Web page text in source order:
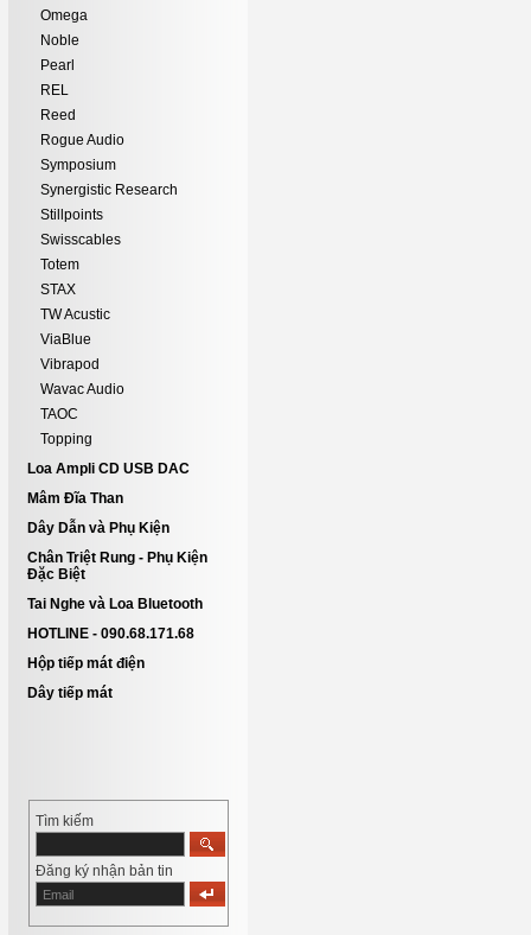
Omega
Noble
Pearl
REL
Reed
Rogue Audio
Symposium
Synergistic Research
Stillpoints
Swisscables
Totem
STAX
TW Acustic
ViaBlue
Vibrapod
Wavac Audio
TAOC
Topping
Loa Ampli CD USB DAC
Mâm Đĩa Than
Dây Dẫn và Phụ Kiện
Chân Triệt Rung - Phụ Kiện
Đặc Biệt
Tai Nghe và Loa Bluetooth
HOTLINE - 090.68.171.68
Hộp tiếp mát điện
Dây tiếp mát
Tìm kiếm
Đăng ký nhận bản tin